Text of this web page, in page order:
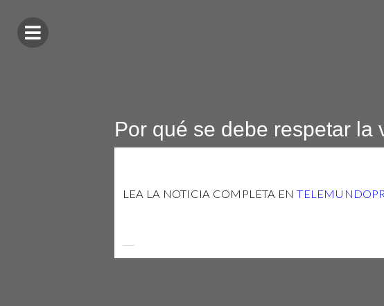
Por qué se debe respetar la
LEA LA NOTICIA COMPLETA EN